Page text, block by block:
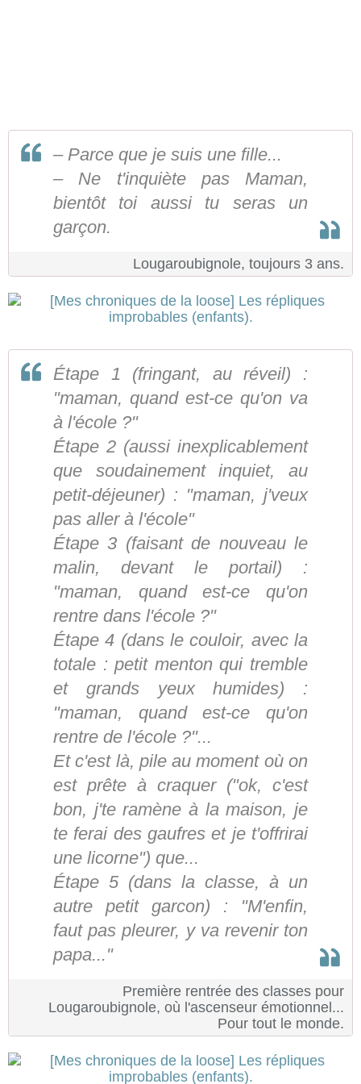
– Parce que je suis une fille...
– Ne t'inquiète pas Maman,
bientôt toi aussi tu seras un
garçon.
Lougaroubignole, toujours 3 ans.
Étape 1 (fringant, au réveil) :
"maman, quand est-ce qu'on va
à l'école ?"
Étape 2 (aussi inexplicablement
que soudainement inquiet, au
petit-déjeuner) : "maman, j'veux
pas aller à l'école"
Étape 3 (faisant de nouveau le
malin, devant le portail) :
"maman, quand est-ce qu'on
rentre dans l'école ?"
Étape 4 (dans le couloir, avec la
totale : petit menton qui tremble
et grands yeux humides) :
"maman, quand est-ce qu'on
rentre de l'école ?"...
Et c'est là, pile au moment où on
est prête à craquer ("ok, c'est
bon, j'te ramène à la maison, je
te ferai des gaufres et je t'offrirai
une licorne") que...
Étape 5 (dans la classe, à un
autre petit garcon) : "M'enfin,
faut pas pleurer, y va revenir ton
papa..."
Première rentrée des classes pour
Lougaroubignole, où l'ascenseur émotionnel...
Pour tout le monde.